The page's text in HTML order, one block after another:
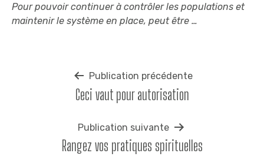
Pour pouvoir continuer à contrôler les populations et
maintenir le système en place, peut être …
Navigation
Publication précédente
Ceci vaut pour autorisation
Publication suivante
Rangez vos pratiques spirituelles